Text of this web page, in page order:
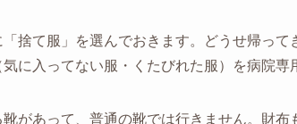
捨て服」を選んでおきます。どうせ帰って
に入ってない服・くたびれた服）を病院専
があって、普通の靴では行きません。財布